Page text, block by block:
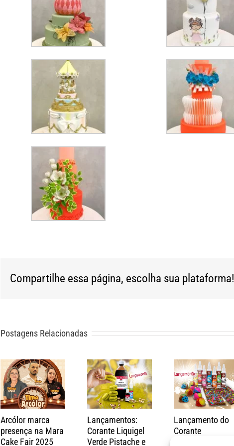
Compartilhe essa página, escolha sua plataforma!
Postagens Relacionadas
Arcólor marca
presença na Mara
Cake Fair 2025
Lançamentos:
Corante Liquigel
Verde Pistache e
Lançamento do
Corante